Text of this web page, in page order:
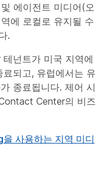
에이전트 미디어(오
에 로컬로 유지될 수
.
넌트가 미국 지역에
되고, 유럽에서는 유
종료됩니다. 제어 시
Center의 비즈
사용하는 지역 미디